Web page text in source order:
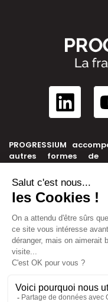
PROGRESSIUM
autres formes de
développement,
NOUS CONTACTER
+33 6 99 39 91 46
contact@progressium.fr
56 rue de la République,
LIENS